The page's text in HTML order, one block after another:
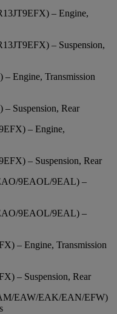
– Engine,
– Suspension,
Engine, Transmission
Suspension, Rear
– Engine,
– Suspension, Rear
9EAOL/9EAL) –
9EAOL/9EAL) –
– Engine, Transmission
– Suspension, Rear
EAW/EAK/EAN/EFW)